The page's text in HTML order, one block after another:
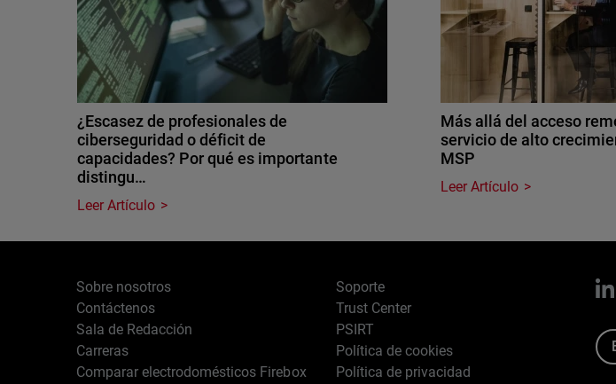
¿Escasez de profesionales de
ciberseguridad o déficit de
capacidades? Por qué es importante
distingu…
Leer Artículo
Más allá del acceso
servicio de alto
MSP
Leer Artículo
Sobre nosotros
Contáctenos
Sala de Redacción
Carreras
Comparar electrodomésticos Firebox
Soporte
Trust Center
PSIRT
Política de cookies
Política de privacidad